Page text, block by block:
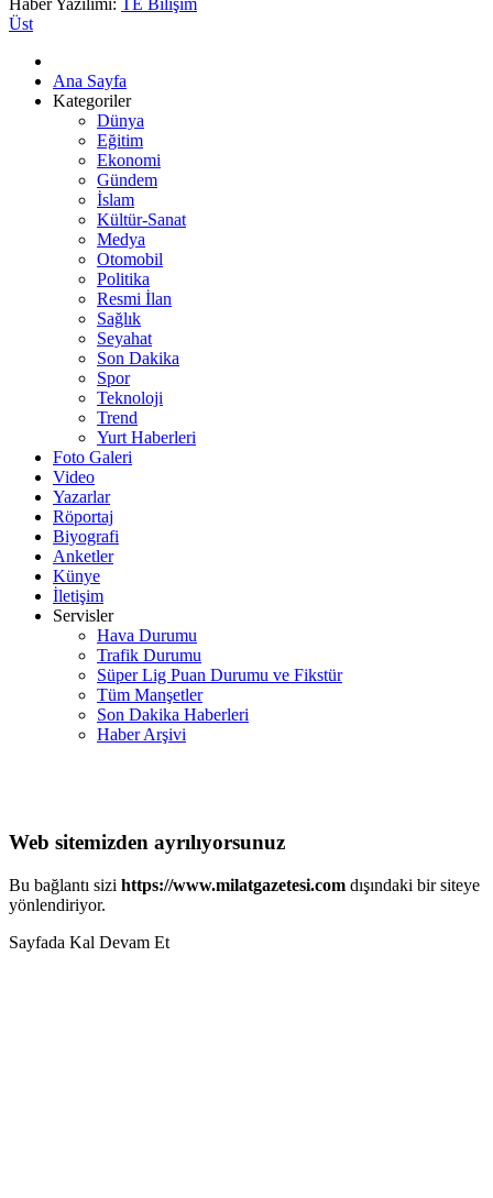
Üst
Ana Sayfa
Kategoriler
Dünya
Eğitim
Ekonomi
Gündem
İslam
Kültür-Sanat
Medya
Otomobil
Politika
Resmi İlan
Sağlık
Seyahat
Son Dakika
Spor
Teknoloji
Trend
Yurt Haberleri
Foto Galeri
Video
Yazarlar
Röportaj
Biyografi
Anketler
Künye
İletişim
Servisler
Hava Durumu
Trafik Durumu
Süper Lig Puan Durumu ve Fikstür
Tüm Manşetler
Son Dakika Haberleri
Haber Arşivi
Web sitemizden ayrılıyorsunuz
Bu bağlantı sizi https://www.milatgazetesi.com dışındaki bir siteye
yönlendiriyor.
Sayfada Kal Devam Et